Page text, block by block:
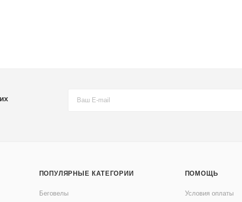
ПОПУЛЯРНЫЕ КАТЕГОРИИ
Беговелы
ПОМОЩЬ
Условия оплаты